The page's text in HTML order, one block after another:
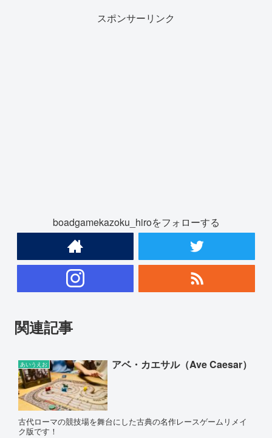
スポンサーリンク
boadgamekazoku_hiroをフォローする
関連記事
あいうえお アベ・カエサル（Ave Caesar）
古代ローマの競技場を舞台にした古典の名作レースゲームリメイ
ク版です！